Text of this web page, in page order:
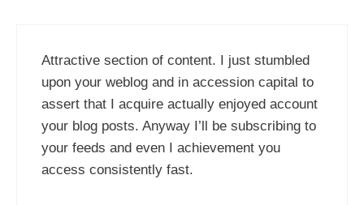
Attractive section of content. I just stumbled
upon your weblog and in accession capital to
assert that I acquire actually enjoyed account
your blog posts. Anyway I’ll be subscribing to
your feeds and even I achievement you
access consistently fast.